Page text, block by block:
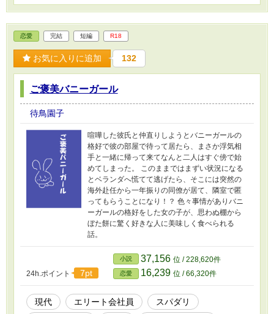
恋愛 完結 短編 R18
お気に入りに追加 132
ご褒美バニーガール
待鳥園子
喧嘩した彼氏と仲直りしようとバニーガールの
格好で彼の部屋で待って居たら、まさか浮気相
手と一緒に帰って来てなんと二人はすぐ傍で始
めてしまった。 このままではまずい状況になる
とベランダへ慌てて逃げたら、そこには突然の
海外赴任から一年振りの同僚が居て、隣室で匿
ってもらうことになり！？ 色々事情がありバニ
ーガールの格好をした女の子が、思わぬ棚から
ぼた餅に驚く好きな人に美味しく食べられる
話。
24h.ポイント 7pt
小説 37,156 位 / 228,620件
恋愛 16,239 位 / 66,320件
現代 エリート会社員
スパダリ